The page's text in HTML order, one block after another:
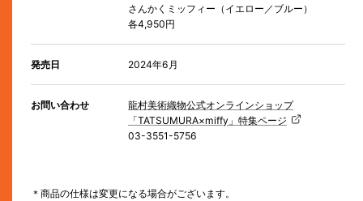
さんかくミッフィー（イエロー／ブルー）
各4,950円
発売日 2024年6月
お問い合わせ
龍村美術織物公式オンラインショップ
「TATSUMURA×miffy」特集ページ
03-3551-5756
＊商品の仕様は変更になる場合がございます。